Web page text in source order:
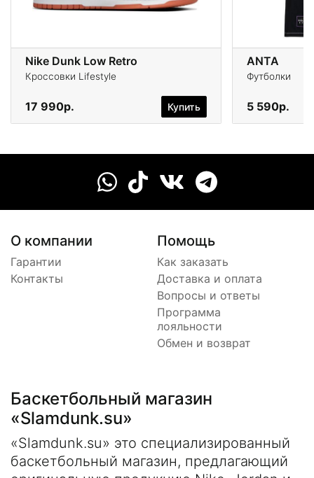
Nike Dunk Low Retro
Кроссовки Lifestyle
17 990р. Купить
ANTA
Футболки
5 590р.
О компании
Гарантии
Контакты
Помощь
Как заказать
Доставка и оплата
Вопросы и ответы
Программа
лояльности
Обмен и возврат
Баскетбольный магазин
«Slamdunk.su»
«Slamdunk.su» это специализированный
баскетбольный магазин, предлагающий